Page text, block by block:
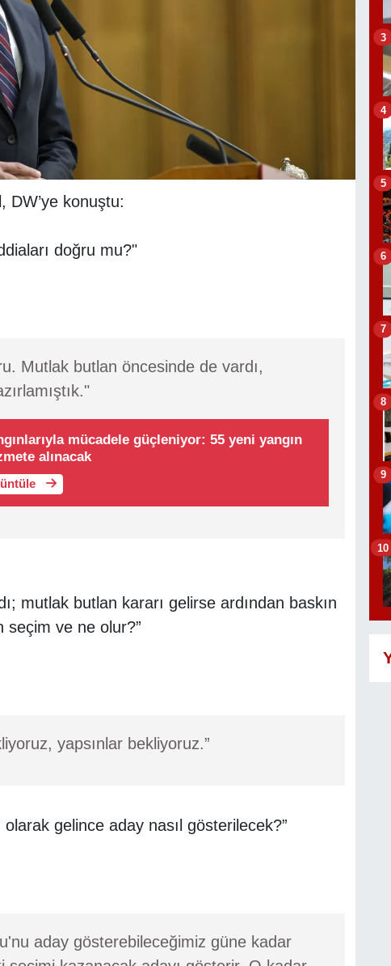
DW’ye konuştu:
doğru mu?"
Mutlak butlan öncesinde de vardı,
mücadele güçleniyor: 55 yeni yangın
alınacak
mutlak butlan kararı gelirse ardından baskın
seçim ve ne olur?”
yapsınlar bekliyoruz.”
gelince aday nasıl gösterilecek?”
aday gösterebileceğimiz güne kadar
3
4
5
6
7
8
9
10